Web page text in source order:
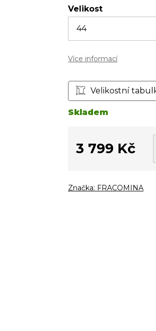
Velikost
Více informací
Velikostní
Skladem
3 799 Kč
Značka: FRACOMINA